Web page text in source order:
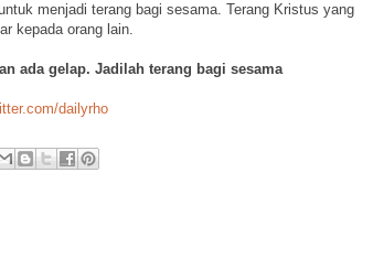
menjadi terang bagi sesama. Terang Kristus yang
kepada orang lain.
ada gelap. Jadilah terang bagi sesama
dailyrho